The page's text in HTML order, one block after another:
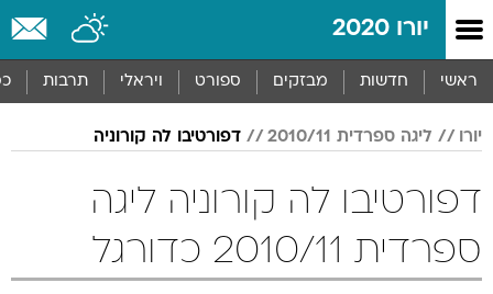
יורו 2020
ראשי חדשות מבזקים ספורט ויראלי תרבות
יורו ליגה ספרדית 2010/11 דפורטיבו לה קורוניה
דפורטיבו לה קורוניה ליגה
ספרדית 2010/11 כדורגל